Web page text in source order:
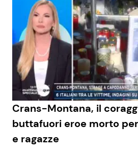
Crans-Montana, il
buttafuori eroe morto
e ragazze